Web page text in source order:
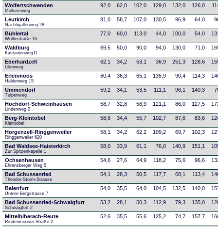
Wolfertschwenden
Molkereiweg
92,0 62,0 102,0 129,0 132,0 126,0
Leutkirch
Nachtigallenweg 28
81,0 58,7 107,0 130,5 96,9 64,0
Bühlertal
Wolfinstraße 16
77,0 60,0 113,0 44,0 100,0 54,0
Waldburg
Kastanienweg11
69,5 50,0 90,0 94,0 130,0 71,0
Eberhardzell
Lilienweg
62,1 34,2 53,1 36,9 251,3 128,6
Erlenmoos
Haldenweg 15
60,4 36,3 65,1 135,9 90,4 114,3
Ummendorf
Tulpenweg
59,2 34,1 53,5 111,1 96,1 140,3
Hochdorf-Schweinhausen
Lindenweg 2
58,7 32,8 58,9 121,1 86,0 127,5
Berg-Kleintobel
Kleintobel
58,6 34,4 55,7 102,7 87,6 83,6
Horgenzell-Ringgenweiler
Ringgenweiler 620
58,1 34,2 62,2 109,2 69,7 102,3
Bad Waldsee-Haisterkirch
Zur Spitzenkapelle 1
58,0 33,9 61,1 76,0 140,9 151,1
Ochsenhausen
Ehrensberger Weg 5
54,6 27,6 64,9 118,2 75,6 96,6
Bad Schussenried
Theodor-Storm-Strasse
54,1 28,3 50,5 117,7 68,1 113,4
Baienfurt
Untere Bergstrasse 7
54,0 35,5 64,0 104,5 132,5 140,0
Bad Schussenried-Schwaigfurt
Schwaigfurt 2
53,2 28,1 50,3 112,9 79,3 135,0
Mittelbiberach-Reute
Rindenmooser Straße 2
52,6 35,5 55,6 125,2 74,7 157,7